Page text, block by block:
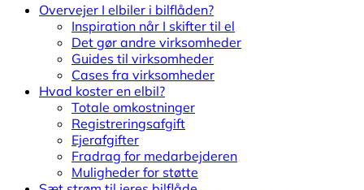
Overvejer I elbiler i bilflåden?
Inspiration når I skifter til el
Det gør andre virksomheder
Guides til virksomheder
Cases fra virksomheder
Hvad koster en elbil?
Totale omkostninger
Registreringsafgift
Ejerafgifter
Fradrag for medarbejderen
Muligheder for støtte